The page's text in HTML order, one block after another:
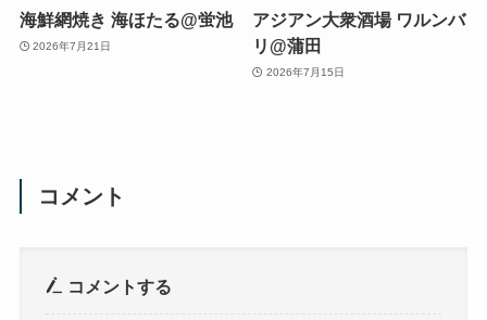
海鮮網焼き 海ほたる@蛍池
2026年7月21日
アジアン大衆酒場 ワルンバ
リ@蒲田
2026年7月15日
コメント
コメントする